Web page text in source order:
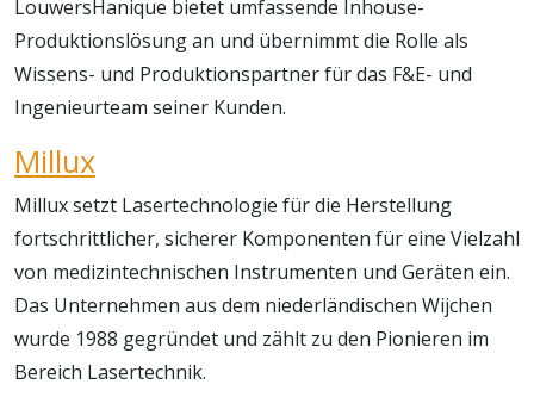
LouwersHanique bietet umfassende Inhouse-
Produktionslösung an und übernimmt die Rolle als
Wissens- und Produktionspartner für das F&E- und
Ingenieurteam seiner Kunden.
Millux
Millux setzt Lasertechnologie für die Herstellung
fortschrittlicher, sicherer Komponenten für eine Vielzahl
von medizintechnischen Instrumenten und Geräten ein.
Das Unternehmen aus dem niederländischen Wijchen
wurde 1988 gegründet und zählt zu den Pionieren im
Bereich Lasertechnik.